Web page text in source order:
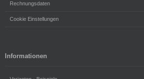
Rechnungsdaten
Cookie Einstellungen
Informationen